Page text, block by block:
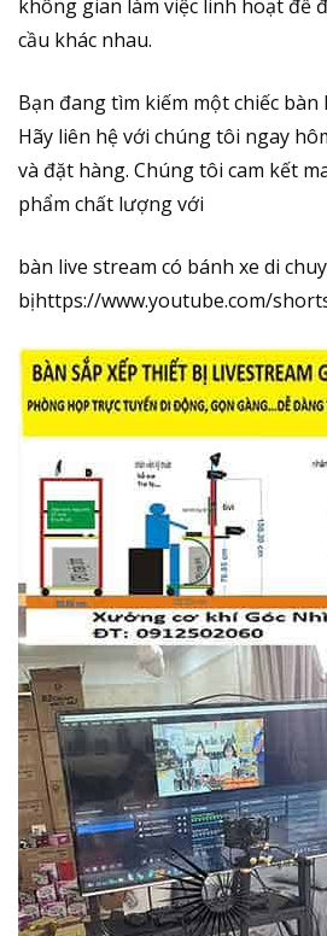
không gian làm việc linh hoạt để
cầu khác nhau.
Bạn đang tìm kiếm một chiếc bàn
Hãy liên hệ với chúng tôi ngay
và đặt hàng. Chúng tôi cam kết
phẩm chất lượng với
bàn live stream có bánh xe di
bịhttps://www.youtube.com/